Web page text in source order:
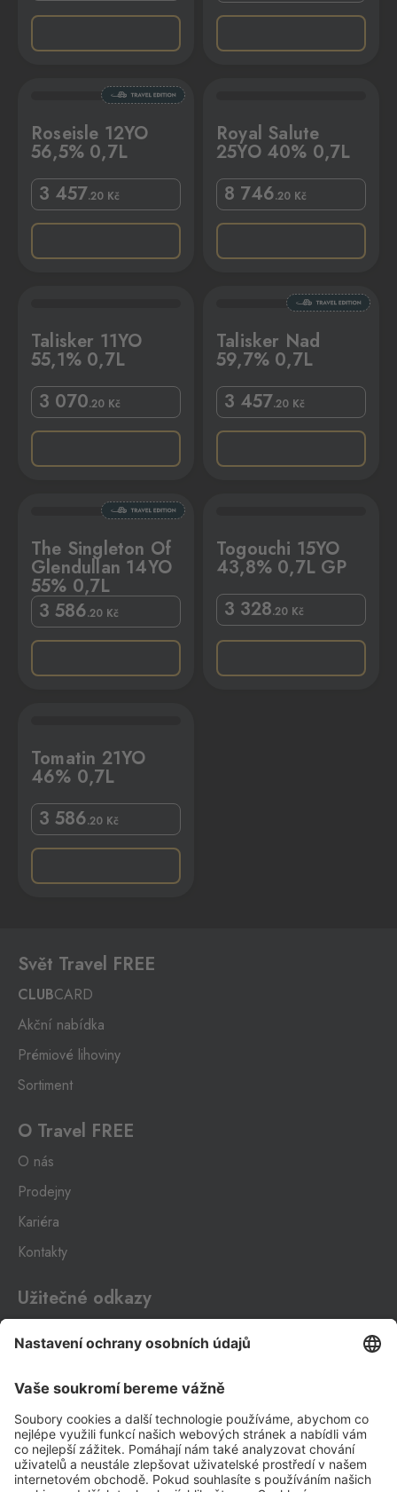
Roseisle 12YO
56,5% 0,7L
3 457.20 Kč
Royal Salute
25YO 40% 0,7L
8 746.20 Kč
Royal Salute 25YO 40% 0,7L
Talisker 11YO
55,1% 0,7L
3 070.20 Kč
Talisker Nad
59,7% 0,7L
3 457.20 Kč
The Singleton Of
Glendullan 14YO
55% 0,7L
3 586.20 Kč
Togouchi 15YO
43,8% 0,7L GP
3 328.20 Kč
Togouchi 15YO 43,8% 0,7L GP
Tomatin 21YO
46% 0,7L
3 586.20 Kč
Svět Travel FREE
CLUBCARD
Akční nabídka
Prémiové lihoviny
Sortiment
O Travel FREE
O nás
Prodejny
Kariéra
Kontakty
Užitečné odkazy
Ochrana osobních údajů
Aplikace Travel FREE ke stažení